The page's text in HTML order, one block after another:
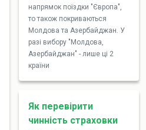
напрямок поїздки "Європа",
то також покриваються
Молдова та Азербайджан. У
разі вибору "Молдова,
Азербайджан" - лише ці 2
країни
Як перевірити
чинність страховки